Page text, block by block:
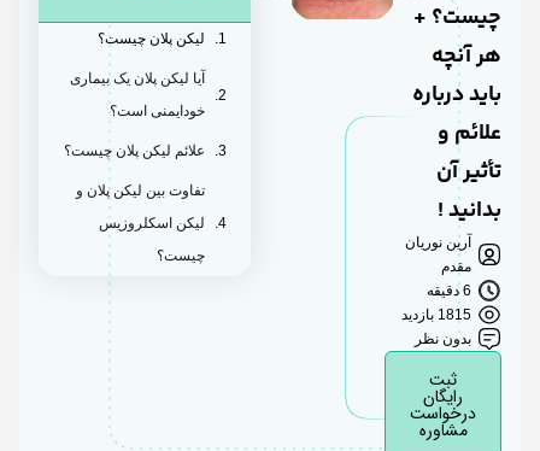
چیست؟ +
هر آنچه
باید درباره
علائم و
تأثیر آن
بدانید !
آرین نوریان
مقدم
6 دقیقه
1815 بازدید
بدون نظر
رایگان
درخواست
مشاوره
لیکن پلان چیست؟
آیا لیکن پلان یک بیماری
خودایمنی است؟
علائم لیکن پلان چیست؟
تفاوت بین لیکن پلان و
لیکن اسکلروزیس
چیست؟
لیکن پلان چگونه بر بدن
چه عواملی باعث تشدید